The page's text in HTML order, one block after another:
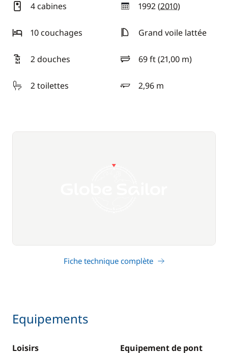
4 cabines 1992 (2010)
année
10 couchages
Grand voile lattée
2 douches 69 ft (21,00 m)
longueur
2 toilettes
2,96 m
tirant d'eau
Fiche technique complète
Equipements
Loisirs Equipement de pont